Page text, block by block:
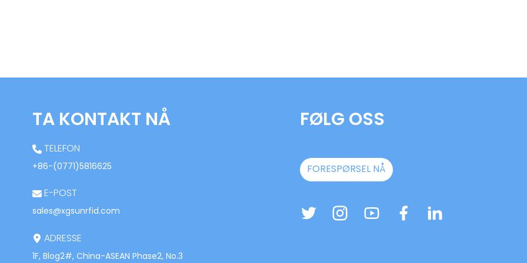
TA KONTAKT NÅ
TELEFON
+86-(0771)5816625
E-POST
sales@xgsunrfid.com
ADRESSE
1F, Blog2#, China-ASEAN Phase2, No.3
FØLG OSS
FORESPØRSEL NÅ